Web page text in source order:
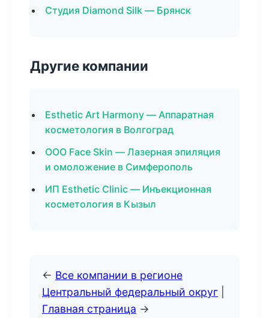
Студия Diamond Silk — Брянск
Другие компании
Esthetic Art Harmony — Аппаратная
косметология в Волгоград
ООО Face Skin — Лазерная эпиляция
и омоложение в Симферополь
ИП Esthetic Clinic — Инъекционная
косметология в Кызыл
← Все компании в регионе
Центральный федеральный округ
Главная страница →